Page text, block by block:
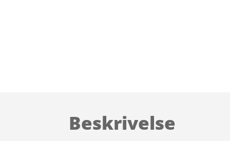
Beskrivelse